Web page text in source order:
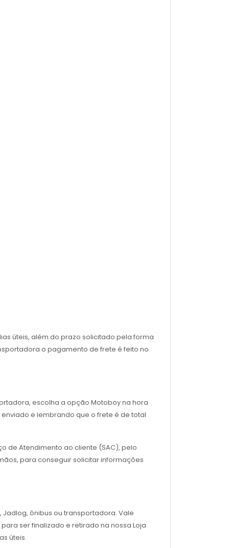
úteis, além do prazo solicitado pela forma
o pagamento de frete é feito no
escolha a opção Motoboy na hora
e lembrando que o frete é de total
de Atendimento ao cliente (SAC), pelo
para conseguir solicitar informações
ônibus ou transportadora. Vale
ser finalizado e retirado na nossa Loja
úteis.